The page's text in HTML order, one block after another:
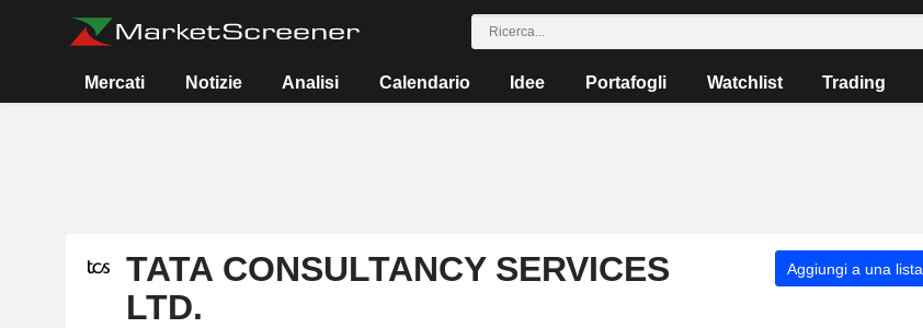
Mercati Notizie Analisi Calendario Idee Portafogli Watchlist Trading
TATA CONSULTANCY SERVICES
LTD.
Aggiungi a una lista